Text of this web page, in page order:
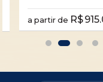
a partir de R$